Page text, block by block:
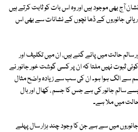
آج بھی موجود ہیں اور وہ اس بات کو ثابت کرتے ہیں
جانوروں کے ڈھا نچوں کے نشانات سے بھی اس
سالم حالت میں پائے گئے ہیں، ان میں تکلیف اور
ثبوت نہیں ملتا کہ ان پر کسی گوشت خور جانور نے
سے الگ ہوا ہو۔ ان کی سب سے زیادہ واضح مثال
سالم جانور کی ہے جس کا جسم ، کھال اور بال
میں ملا ہے۔
میں سے ہے جن کا وجود چند ہزار سال پہلے